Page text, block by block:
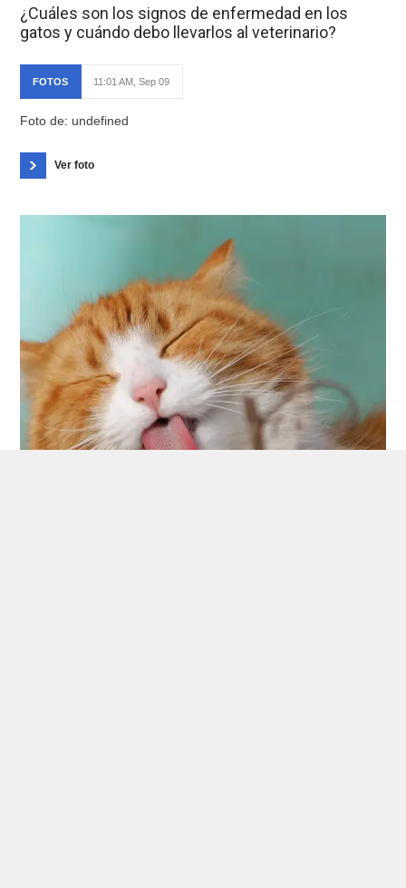
¿Cuáles son los signos de enfermedad en los
gatos y cuándo debo llevarlos al veterinario?
FOTOS 11:01 AM, Sep 09
Foto de: undefined
Ver foto